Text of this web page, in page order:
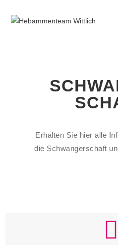
Erhalten Sie hier alle
die Schwangerschaft